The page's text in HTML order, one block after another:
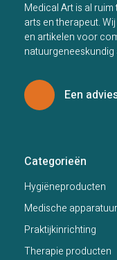
Medical Art is al
arts en therapeut.
en artikelen voor
Een
Categorieën
Hygiëneproducten
Medische apparatuur
Praktijkinrichting
Therapie producten